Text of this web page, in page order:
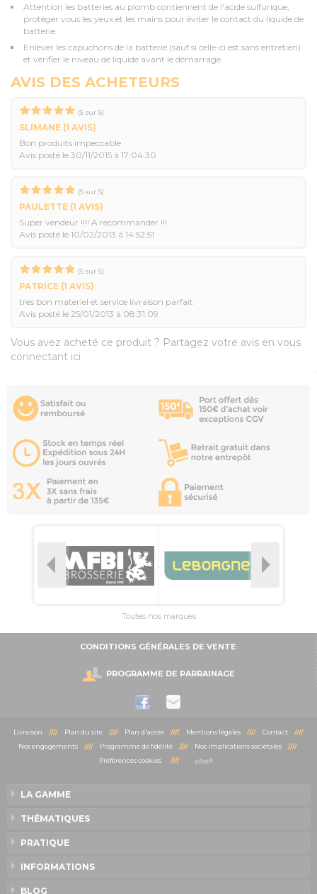
Attention les batteries au plomb contiennent de l'acide sulfurique,
protéger vous les yeux et les mains pour éviter le contact du liquide de
batterie.
Enlever les capuchons de la batterie (sauf si celle-ci est sans entretien)
et vérifier le niveau de liquide avant le démarrage.
AVIS DES ACHETEURS
(5 sur 5)
SLIMANE (1 AVIS)
Bon produits impeccable
Avis posté le 30/11/2015 à 17:04:30
(5 sur 5)
PAULETTE (1 AVIS)
Super vendeur !!!! A recommander !!!
Avis posté le 10/02/2013 à 14:52:51
(5 sur 5)
PATRICE (1 AVIS)
tres bon materiel et service livraison parfait
Avis posté le 25/01/2013 à 08:31:09
Vous avez acheté ce produit ? Partagez votre avis en vous
connectant ici
Toutes nos marques
CONDITIONS GÉNÉRALES DE VENTE
PROGRAMME DE PARRAINAGE
Livraison //// Plan du site //// Plan d'accès //// Mentions légales //// Contact ////
Nos engagements//// Programme de fidélité//// Nos implications sociétales////
Préférences cookies
////
LA GAMME
THÉMATIQUES
PRATIQUE
INFORMATIONS
BLOG